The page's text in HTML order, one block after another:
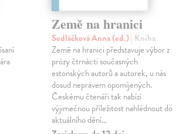
Země na hranici
Sedláčková Anna (ed.)| Kniha
Země na hranici představuje výbor z
prózy čtrnácti současných
estonských autorů a autorek, u nás
dosud neprávem opomíjených.
Českému čtenáři tak nabízí
výjimečnou příležitost nahlédnout do
aktuálního dění…